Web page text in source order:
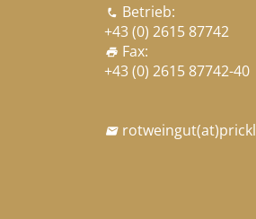
 Betrieb:
+43 (0) 2615 87742
print Fax:
+43 (0) 2615 87742-40
 rotweingut(at)